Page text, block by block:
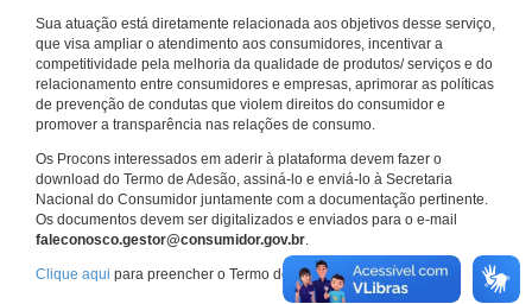
Sua atuação está diretamente relacionada aos objetivos desse serviço,
que visa ampliar o atendimento aos consumidores, incentivar a
competitividade pela melhoria da qualidade de produtos/ serviços e do
relacionamento entre consumidores e empresas, aprimorar as políticas
de prevenção de condutas que violem direitos do consumidor e
promover a transparência nas relações de consumo.
Os Procons interessados em aderir à plataforma devem fazer o
download do Termo de Adesão, assiná-lo e enviá-lo à Secretaria
Nacional do Consumidor juntamente com a documentação pertinente.
Os documentos devem ser digitalizados e enviados para o e-mail
faleconosco.gestor@consumidor.gov.br.
Clique aqui para preencher o Termo de Adesão.